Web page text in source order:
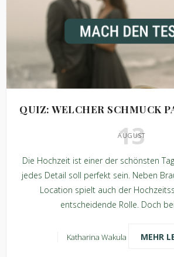
QUIZ: WELCHER SCHMUCK
13
AUGUST
Die Hochzeit ist einer der schönsten
jedes Detail soll perfekt sein. Neben
Location spielt auch der
entscheidende Rolle. Doch
Katharina Wakula MEHR